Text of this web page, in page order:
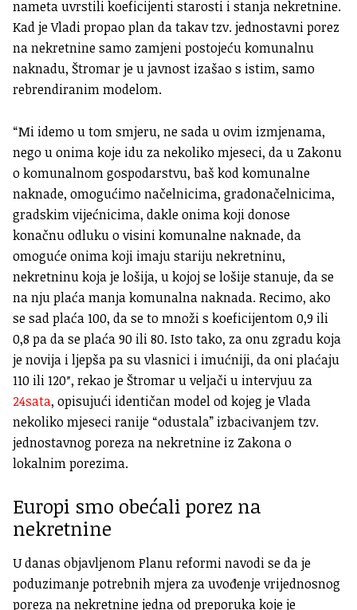
nameta uvrstili koeficijenti starosti i stanja nekretnine.
Kad je Vladi propao plan da takav tzv. jednostavni porez
na nekretnine samo zamjeni postojeću komunalnu
naknadu, Štromar je u javnost izašao s istim, samo
rebrendiranim modelom.
“Mi idemo u tom smjeru, ne sada u ovim izmjenama,
nego u onima koje idu za nekoliko mjeseci, da u Zakonu
o komunalnom gospodarstvu, baš kod komunalne
naknade, omogućimo načelnicima, gradonačelnicima,
gradskim vijećnicima, dakle onima koji donose
konačnu odluku o visini komunalne naknade, da
omoguće onima koji imaju stariju nekretninu,
nekretninu koja je lošija, u kojoj se lošije stanuje, da se
na nju plaća manja komunalna naknada. Recimo, ako
se sad plaća 100, da se to množi s koeficijentom 0,9 ili
0,8 pa da se plaća 90 ili 80. Isto tako, za onu zgradu koja
je novija i ljepša pa su vlasnici i imućniji, da oni plaćaju
110 ili 120″, rekao je Štromar u veljači u intervjuu za
24sata, opisujući identičan model od kojeg je Vlada
nekoliko mjeseci ranije “odustala” izbacivanjem tzv.
jednostavnog poreza na nekretnine iz Zakona o
lokalnim porezima.
Europi smo obećali porez na
nekretnine
U danas objavljenom Planu reformi navodi se da je
poduzimanje potrebnih mjera za uvođenje vrijednosnog
poreza na nekretnine jedna od preporuka koje je